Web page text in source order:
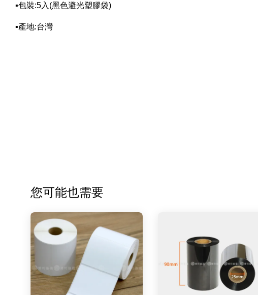
▪包裝:5入(黑色避光塑膠袋)
▪產地:台灣
您可能也需要